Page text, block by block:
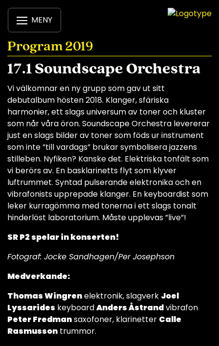
MENY
Program 2019
17.1 Soundscape Orchestra
Vi välkomnar en ny grupp som gav ut sitt
debutalbum hösten 2018. Klanger, sfäriska
harmonier, ett slags universum av toner och kluster
som når våra öron. Soundscape Orchestra levererar
just en slags bilder av toner som föds ur instrument
som inte ”till vardags” brukar symbolisera jazzens
stilleben. Nyfiken? Kanske det. Elektriska tonfält som
vi berörs av. En basklarinetts flyt som klyver
luftrummet. Syntad pulserande elektronika och en
vibrafonists upprepade klanger. En keyboardist som
leker kurragömma med tonerna i ett slags tonalt
hinderlöst laboratorium. Måste upplevas ”live”!
SR P2 spelar in konserten!
Fotograf: Jocke Sandhagen/Per Josephson
Medverkande:
Thomas Wingrenelektronik, slagverk Joel
Lyssarides keyboardAnders Åstrandvibrafon
Peter Fredmansaxofoner, klarinetter Calle
Rasmusson trummor.